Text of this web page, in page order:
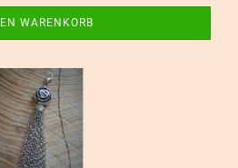
WARENKORB